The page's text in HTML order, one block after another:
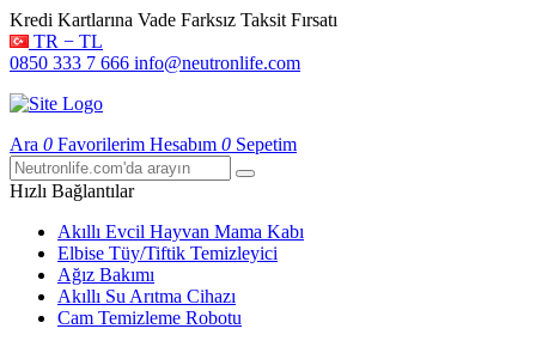
Kredi Kartlarına Vade Farksız Taksit Fırsatı
TR − TL
0850 333 7 666 info@neutronlife.com
Ara 0 Favorilerim Hesabım 0 Sepetim
Hızlı Bağlantılar
Akıllı Evcil Hayvan Mama Kabı
Elbise Tüy/Tiftik Temizleyici
Ağız Bakımı
Akıllı Su Arıtma Cihazı
Cam Temizleme Robotu